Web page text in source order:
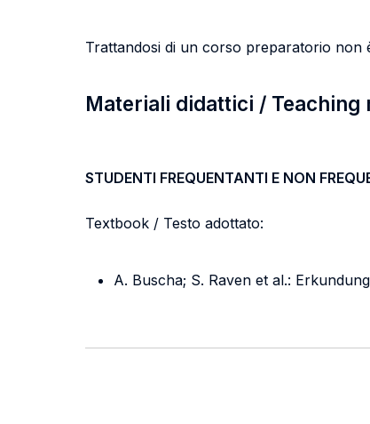
Trattandosi di un corso preparatorio non
Materiali didattici / Teaching
STUDENTI FREQUENTANTI E NON
Textbook / Testo adottato:
A. Buscha; S. Raven et al.: